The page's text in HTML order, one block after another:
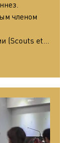
членом
(Scouts et…